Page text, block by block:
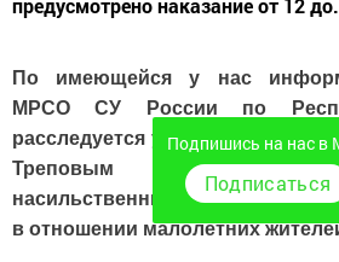
предусмотрено наказание от 12
По имеющейся у нас
МРСО СУ России по
расследуется уголовное дело
Треповым Сергеем
насильственных действий
в отношении малолетних
Подпишись на нас в
Подписаться